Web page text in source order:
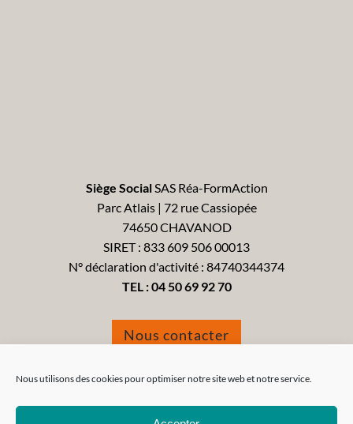
Nous utilisons des cookies pour optimiser notre site web et notre service.
Siège SocialSAS Réa-FormAction
Parc Atlais | 72 rue Cassiopée
74650 CHAVANOD
SIRET : 833 609 506 00013
N° déclaration d'activité : 84740344374
TEL :04 50 69 92 70
Nous contacter